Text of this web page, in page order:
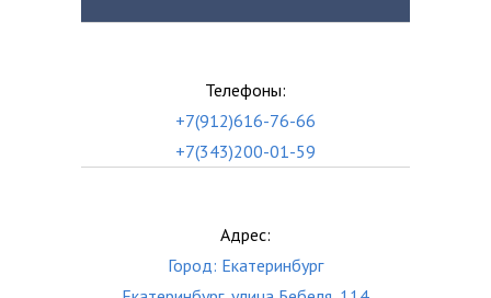
Телефоны:
+7(912)616-76-66
+7(343)200-01-59
Адрес:
Город: Екатеринбург